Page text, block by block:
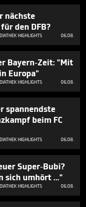
nächste
den DFB?
HIGHLIGHTS 06.08.
Bayern-Zeit: "Mit
Europa"
HIGHLIGHTS 06.08.
spannendste
beim FC
HIGHLIGHTS 06.08.
Super-Bubi?
sich umhört ..."
HIGHLIGHTS 06.08.